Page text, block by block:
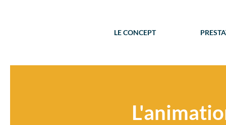
LE CONCEPT